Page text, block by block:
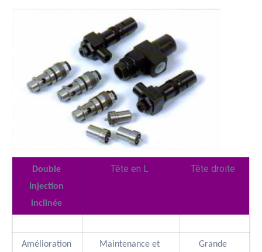
Double
Injection
inclinée
Tête en L Tête droite
Amélioration
Maintenance et
Grande